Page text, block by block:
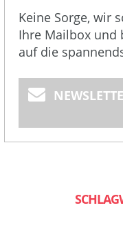
Keine Sorge, wir
Ihre Mailbox und
auf die